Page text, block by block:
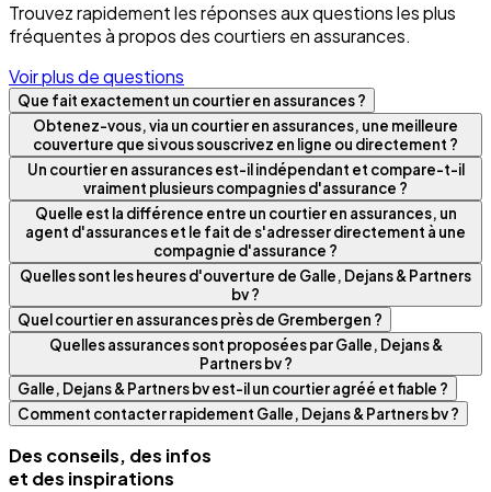
Trouvez rapidement les réponses aux questions les plus
fréquentes à propos des courtiers en assurances.
Voir plus de questions
Que fait exactement un courtier en assurances ?
Obtenez-vous, via un courtier en assurances, une meilleure
couverture que si vous souscrivez en ligne ou directement ?
Un courtier en assurances est-il indépendant et compare-t-il
vraiment plusieurs compagnies d'assurance ?
Quelle est la différence entre un courtier en assurances, un
agent d'assurances et le fait de s'adresser directement à une
compagnie d'assurance ?
Quelles sont les heures d'ouverture de Galle, Dejans & Partners
bv ?
Quel courtier en assurances près de Grembergen ?
Quelles assurances sont proposées par Galle, Dejans &
Partners bv ?
Galle, Dejans & Partners bv est-il un courtier agréé et fiable ?
Comment contacter rapidement Galle, Dejans & Partners bv ?
Des conseils, des infos
et des inspirations